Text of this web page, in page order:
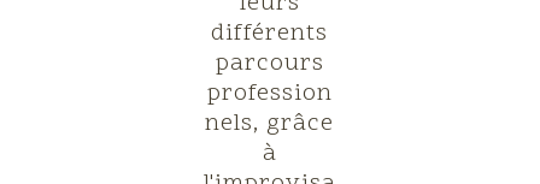
différents
parcours
profession
nels, grâce
à